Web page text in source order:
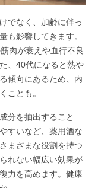
でなく、加齢に伴っ
も影響してきます。
肉が衰えや血行不良
、40代になると熱や
傾向にあるため、内
ことも。
分を抽出すること
すいなど、薬用酒な
まざまな役割を持つ
れない幅広い効果が
力を高めます。健康